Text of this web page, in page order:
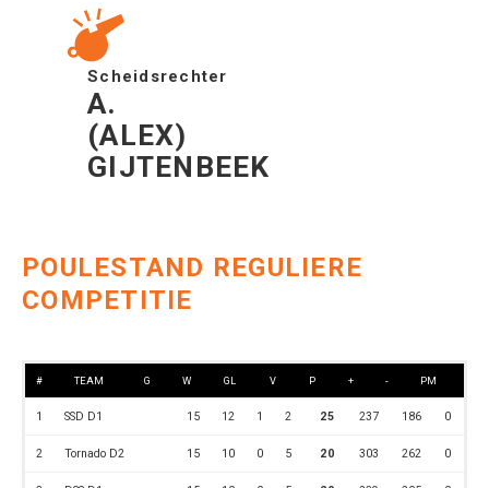
Scheidsrechter
A.
(ALEX)
GIJTENBEEK
POULESTAND REGULIERE
COMPETITIE
# TEAM G W GL V P + - PM
1 SSD D1 15 12 1 2 25 237 186 0
2 Tornado D2 15 10 0 5 20 303 262 0